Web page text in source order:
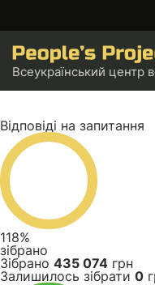
Всеукраїнський центр
Відповіді на запитання
118%
зібрано
Зібрано 435 074 грн
Залишилось зібрати 0